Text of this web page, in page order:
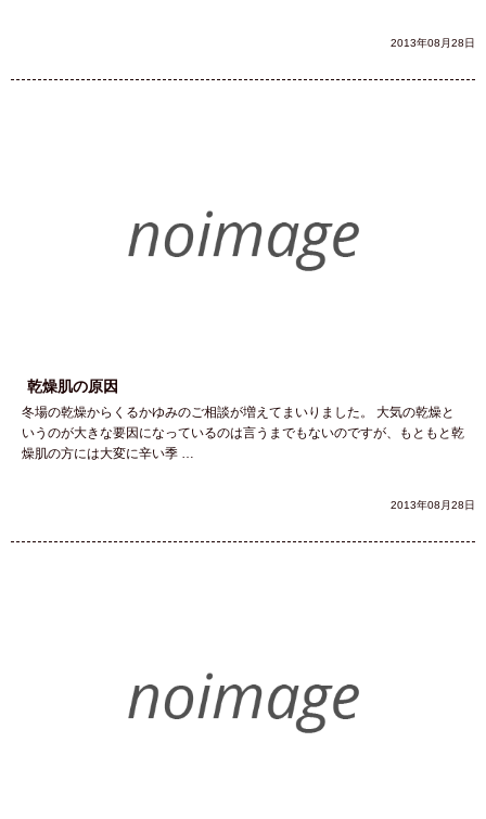
2013年08月28日
乾燥肌の原因
冬場の乾燥からくるかゆみのご相談が増えてまいりました。 大気の乾燥と
いうのが大きな要因になっているのは言うまでもないのですが、もともと乾
燥肌の方には大変に辛い季 …
2013年08月28日